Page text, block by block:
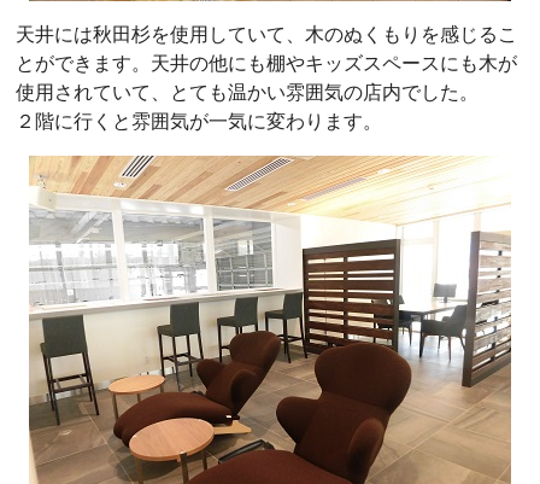
天井には秋田杉を使用していて、木のぬくもりを感じるこ
とができます。天井の他にも棚やキッズスペースにも木が
使用されていて、とても温かい雰囲気の店内でした。
２階に行くと雰囲気が一気に変わります。